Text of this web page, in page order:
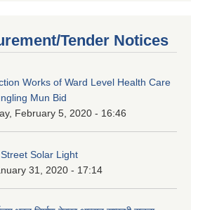
Tender Notices
Works of Ward Level Health Care
Mun Bid
February 5, 2020 - 16:46
Solar Light
31, 2020 - 17:14